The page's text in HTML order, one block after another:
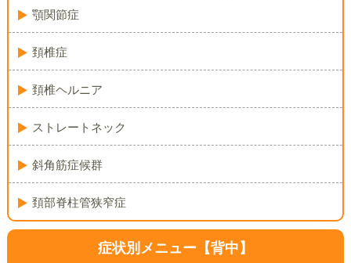
顎関節症
頚椎症
頚椎ヘルニア
ストレートネック
斜角筋症候群
頚部脊柱管狭窄症
症状別メニュー【背中】